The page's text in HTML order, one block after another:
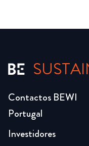
Investidores
Contactos BEWI
Portugal